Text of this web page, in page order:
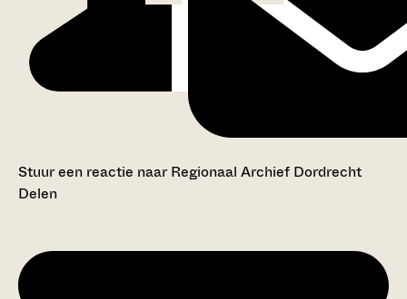
Stuur een reactie naar Regionaal Archief Dordrecht
Delen